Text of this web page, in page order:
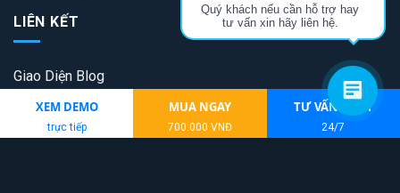
XEM DEMO
trực tiếp
MUA NGAY
700.000 VNĐ
TƯ VẤN NGAY
24/7
LIÊN KẾT
Giao Diện Blog
Theme Blogger
Quý khách nếu cần hỗ trợ hay
tư vấn xin hãy liên hệ.